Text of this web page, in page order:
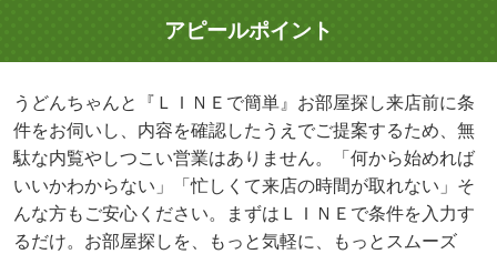
アピールポイント
うどんちゃんと『ＬＩＮＥで簡単』お部屋探し来店前に条
件をお伺いし、内容を確認したうえでご提案するため、無
駄な内覧やしつこい営業はありません。「何から始めれば
いいかわからない」「忙しくて来店の時間が取れない」そ
んな方もご安心ください。まずはＬＩＮＥで条件を入力す
るだけ。お部屋探しを、もっと気軽に、もっとスムーズ